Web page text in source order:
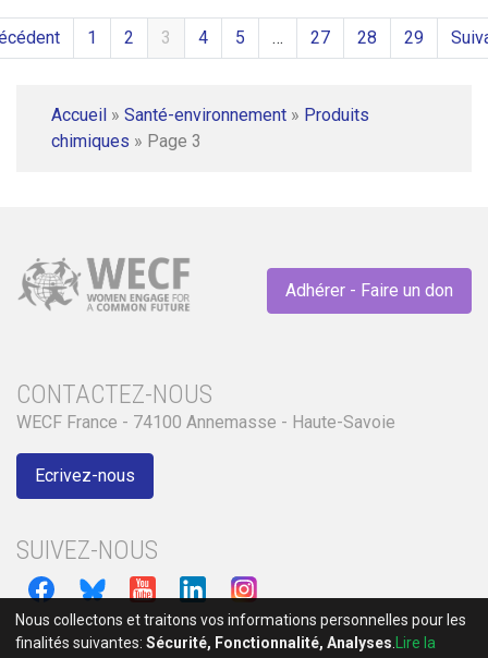
1 2 3 4 5 … 27 28 29
Accueil » Santé-environnement » Produits
chimiques » Page 3
Adhérer - Faire un don
CONTACTEZ-NOUS
WECF France - 74100 Annemasse - Haute-Savoie
Ecrivez-nous
SUIVEZ-NOUS
Nous collectons et traitons vos informations personnelles pour les
finalités suivantes: Sécurité, Fonctionnalité, Analyses
Lire la